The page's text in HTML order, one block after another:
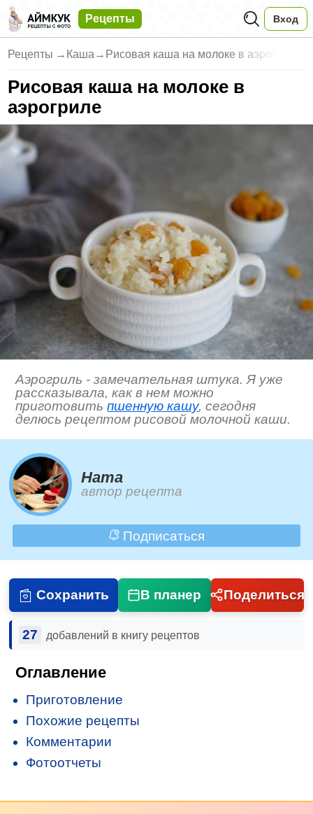
Рецепты Вход
Рецепты → Каша → Рисовая каша на молоке в аэрог
Рисовая каша на молоке в
аэрогриле
Аэрогриль - замечательная штука. Я уже
рассказывала, как в нем можно
приготовитьпшенную кашу, сегодня
делюсь рецептом рисовой молочной каши.
Ната
автор рецепта
Подписаться
Сохранить В планер Поделиться
27 добавлений в книгу рецептов
Оглавление
Приготовление
Похожие рецепты
Комментарии
Фотоотчеты